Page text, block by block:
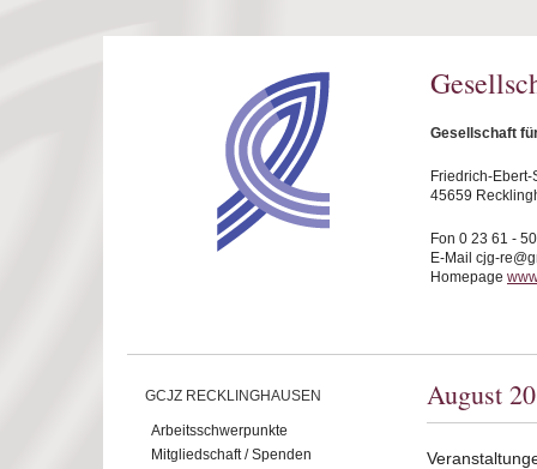
Gesellschaft
Friedrich-Ebert-
45659
Fon 0 23 61 -
E-Mail cjg-
Homepage
GCJZ RECKLINGHAUSEN
Arbeitsschwerpunkte
Mitgliedschaft / Spenden
August